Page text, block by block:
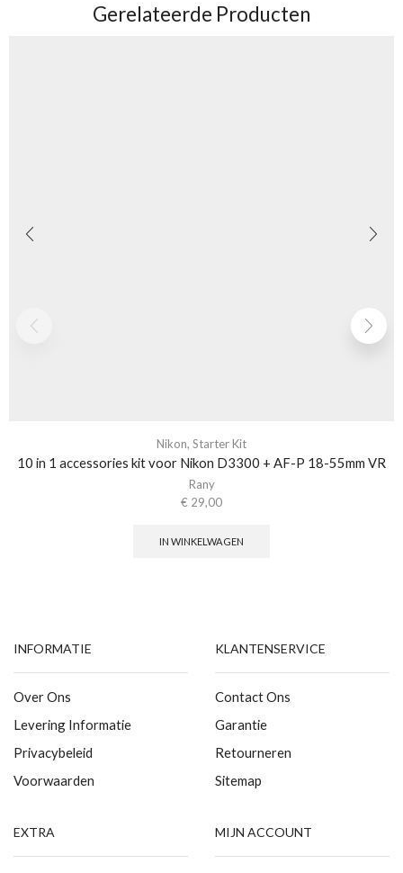
Gerelateerde Producten
Nikon, Starter Kit
10 in 1 accessories kit voor Nikon D3300 + AF-P 18-55mm VR
Rany
€ 29,00
IN WINKELWAGEN
INFORMATIE
Over Ons
Levering Informatie
Privacybeleid
Voorwaarden
KLANTENSERVICE
Contact Ons
Garantie
Retourneren
Sitemap
EXTRA MIJN ACCOUNT